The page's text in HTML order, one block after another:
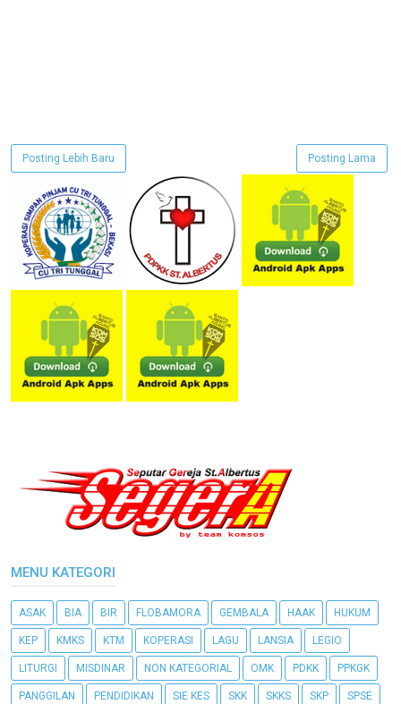
Posting Lebih Baru Posting Lama
MENU KATEGORI
ASAK BIA BIR FLOBAMORA GEMBALA HAAK HUKUM
KEP KMKS KTM KOPERASI LAGU LANSIA LEGIO
LITURGI MISDINAR NON KATEGORIAL OMK PDKK PPKGK
PANGGILAN PENDIDIKAN SIE KES SKK SKKS SKP SPSE